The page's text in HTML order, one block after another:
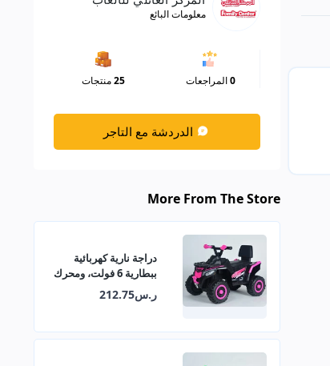
معلومات البائع
0المراجعات 25منتجات
الدردشة مع التاجر
More From The Store
دراجة نارية كهربائية
ببطارية 6 فولت، ومحرك
380 مع موسيقى وأضواء
تعليمية 29-909
ر.س212.75